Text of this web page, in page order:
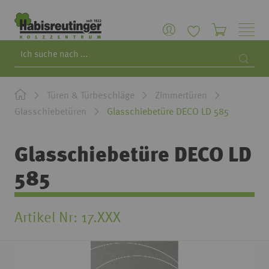
Türen & Türbeschläge
Zimmertüren
Glasschiebetüren
Glasschiebetüre DECO LD 585
Glasschiebetüre DECO LD
585
Artikel Nr 17.XXX